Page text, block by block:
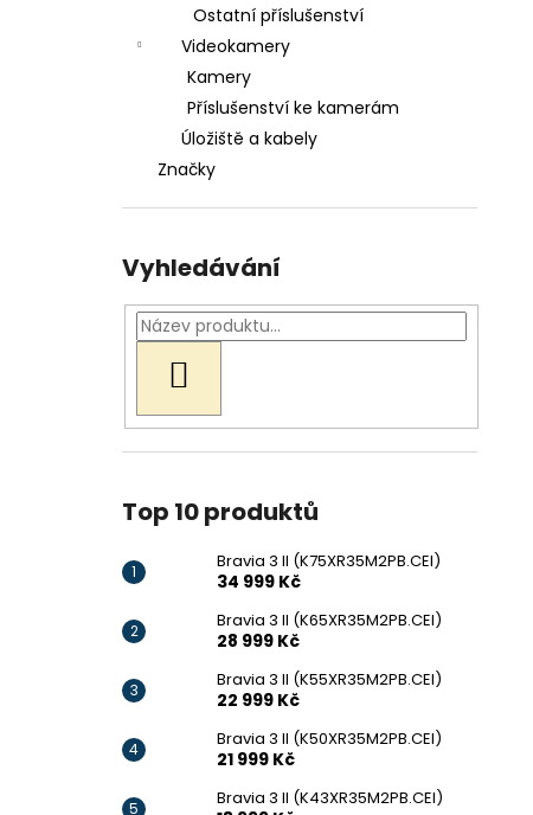
Ostatní příslušenství
Videokamery
Kamery
Příslušenství ke kamerám
Úložiště a kabely
Značky
Vyhledávání
Top 10 produktů
Bravia 3 II (K75XR35M2PB.CEI)
34 999 Kč
Bravia 3 II (K65XR35M2PB.CEI)
28 999 Kč
Bravia 3 II (K55XR35M2PB.CEI)
22 999 Kč
Bravia 3 II (K50XR35M2PB.CEI)
21 999 Kč
Bravia 3 II (K43XR35M2PB.CEI)